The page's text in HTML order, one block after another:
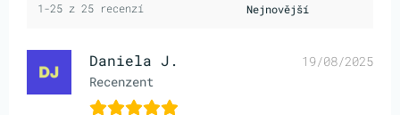
1-25 z 25 recenzí
Daniela J.
Recenzent
19/08/2025